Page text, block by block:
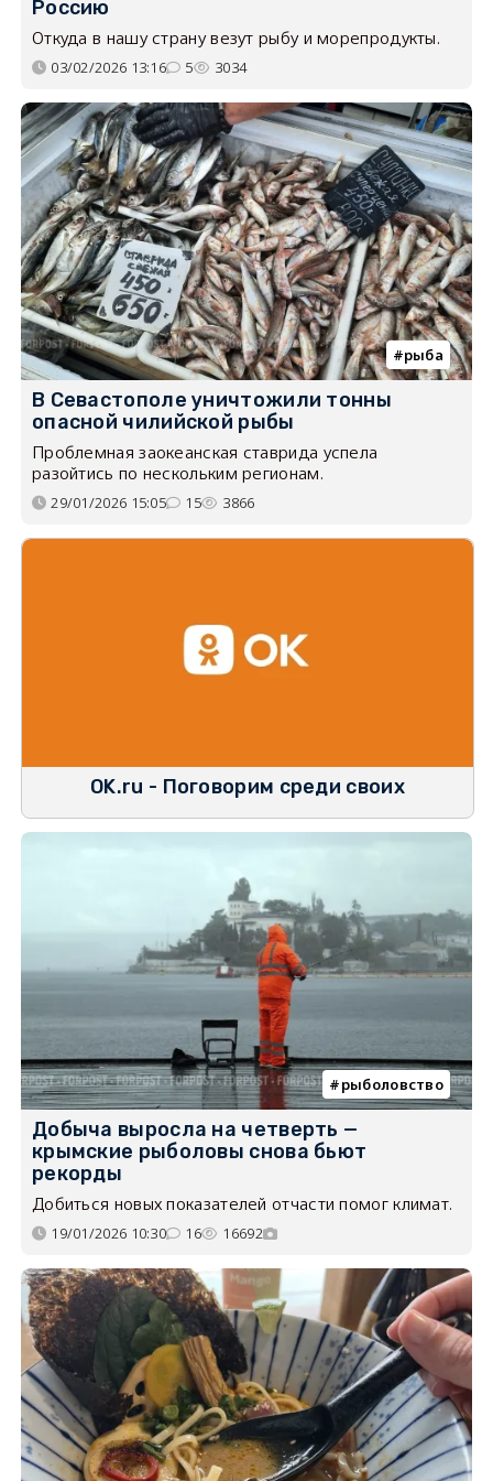
Россию
Откуда в нашу страну везут рыбу и морепродукты.
03/02/2026 13:16 5 3034
рыба
В Севастополе уничтожили тонны
опасной чилийской рыбы
Проблемная заокеанская ставрида успела
разойтись по нескольким регионам.
29/01/2026 15:05 15 3866
OK.ru - Поговорим среди своих
рыболовство
Добыча выросла на четверть —
крымские рыболовы снова бьют
рекорды
Добиться новых показателей отчасти помог климат.
19/01/2026 10:30 16 16692